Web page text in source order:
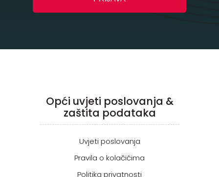
Opći uvjeti poslovanja &
zaštita podataka
Uvjeti poslovanja
Pravila o kolačićima
Politika privatnosti